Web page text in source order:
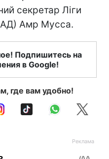
секретар Ліги
Амр Мусса.
Подпишитесь на
в Google!
где вам удобно!